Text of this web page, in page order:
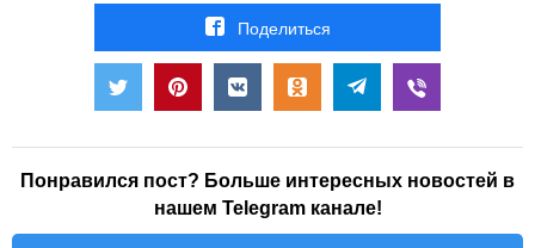
Поделиться
Понравился пост? Больше интересных новостей в
нашем Telegram канале!